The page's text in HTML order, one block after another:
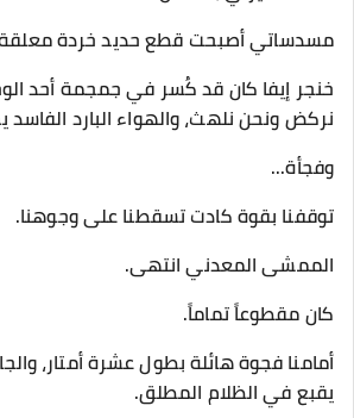
مسدساتي أصبحت قطع حديد خردة
خنجر إيفا كان قد كُسر في جمجمة أحد
نركض ونحن نلهث، والهواء البارد الفاسد
​وفجأة...
توقفنا بقوة كادت تسقطنا على وجوهنا.
​الممشى المعدني انتهى.
كان مقطوعاً تماماً.
أمامنا فجوة هائلة بطول عشرة أمتار،
يقبع في الظلام المطلق.